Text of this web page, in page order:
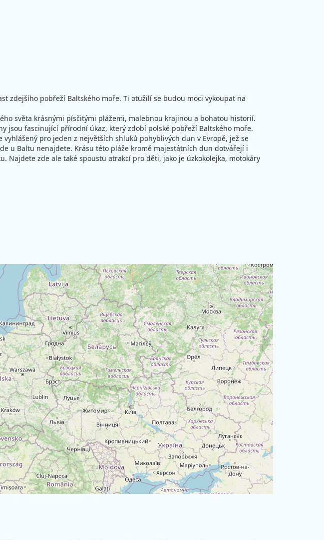
zdejšího pobřeží Baltského moře. Ti otužilí se budou moci vykoupat na
světa krásnými písčitými plážemi, malebnou krajinou a bohatou historií.
jsou fascinující přírodní úkaz, který zdobí polské pobřeží Baltského moře.
pro jeden z největších shluků pohyblivých dun v Evropě, jež se
u Baltu nenajdete. Krásu této pláže kromě majestátních dun dotvářejí i
Najdete zde ale také spoustu atrakcí pro děti, jako je úzkokolejka, motokáry